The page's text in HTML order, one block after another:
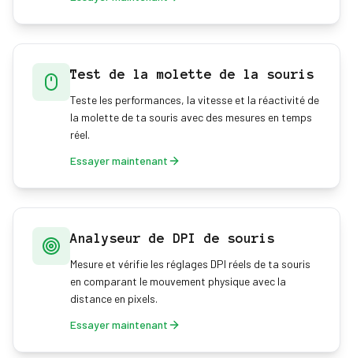
Test de la molette de la souris
Teste les performances, la vitesse et la réactivité de
la molette de ta souris avec des mesures en temps
réel.
Essayer maintenant
Analyseur de DPI de souris
Mesure et vérifie les réglages DPI réels de ta souris
en comparant le mouvement physique avec la
distance en pixels.
Essayer maintenant